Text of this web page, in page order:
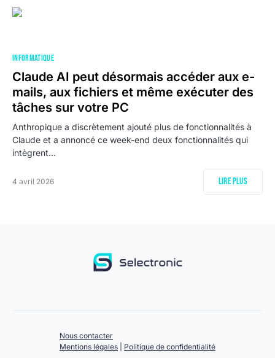
INFORMATIQUE
Claude AI peut désormais accéder aux e-
mails, aux fichiers et même exécuter des
tâches sur votre PC
Anthropique a discrètement ajouté plus de fonctionnalités à
Claude et a annoncé ce week-end deux fonctionnalités qui
intègrent…
4 avril 2026 Lire plus
Nous contacter
Mentions légales
Politique de confidentialité